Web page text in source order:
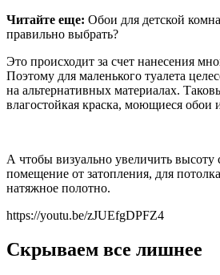
Читайте еще: Обои для детской
правильно выбрать?
Это происходит за счет нанесения
Поэтому для маленького туалета
на альтернативных материалах.
влагостойкая краска, моющиеся обои
А чтобы визуально увеличить высоту
помещение от затопления, для
натяжное полотно.
https://youtu.be/zJUEfgDPFZ4
Скрываем все лишнее